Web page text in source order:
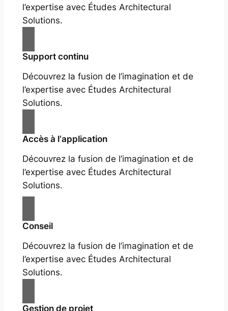
l’expertise avec Études Architectural
Solutions.
Support continu
Découvrez la fusion de l’imagination et de
l’expertise avec Études Architectural
Solutions.
Accès à l‘application
Découvrez la fusion de l’imagination et de
l’expertise avec Études Architectural
Solutions.
Conseil
Découvrez la fusion de l’imagination et de
l’expertise avec Études Architectural
Solutions.
Gestion de projet